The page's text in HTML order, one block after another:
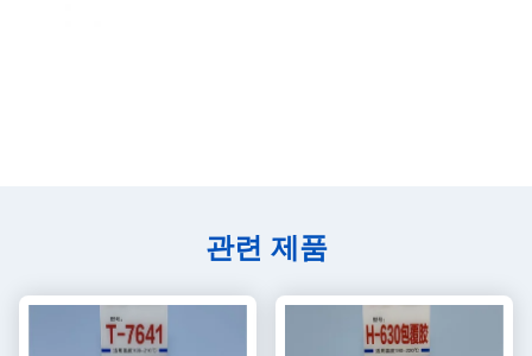
관련 제품